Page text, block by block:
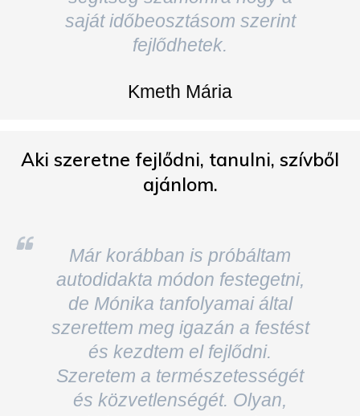
Aki szeretne fejlődni, tanulni, szívből
ajánlom.
Már korábban is próbáltam
autodidakta módon festegetni,
és kezdtem el fejlődni.
Szeretem a természetességét
és közvetlenségét. Olyan,
mintha egy magántanárom
lenne, csak annál jóval
kedvezőbb áron. 🙂
Aki szeretne fejlődni, tanulni,